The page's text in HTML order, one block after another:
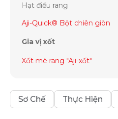
Sơ Chế Thực Hiện
Hạt điều rang
Aji-Quick® Bột chiên giòn
Gia vị xốt
Xốt mè rang "Aji-xốt"